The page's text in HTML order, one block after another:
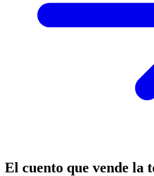
El cuento que vende la